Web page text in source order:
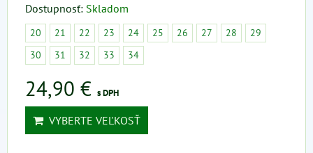
Dostupnosť: Skladom
20 21 22 23 24 25 26 27 28
29
30
31 32 33 34
24,90 € s DPH
VYBERTE VEĽKOSŤ